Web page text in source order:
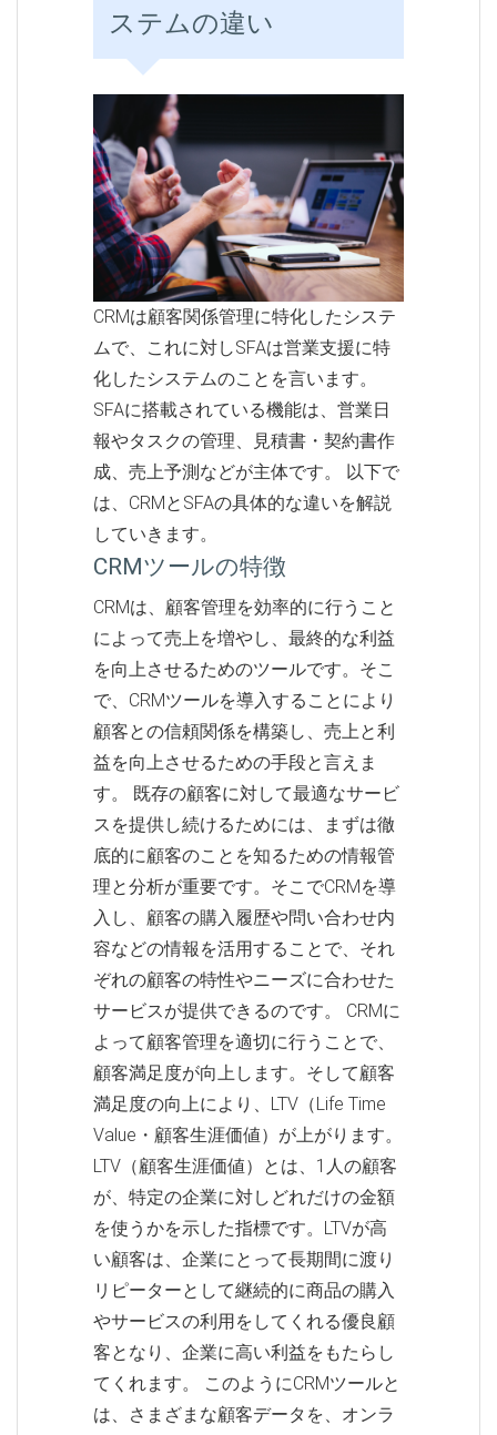
ステムの違い
CRMは顧客関係管理に特化したシステ
ムで、これに対しSFAは営業支援に特
化したシステムのことを言います。
SFAに搭載されている機能は、営業日
報やタスクの管理、見積書・契約書作
成、売上予測などが主体です。 以下で
は、CRMとSFAの具体的な違いを解説
していきます。
CRMツールの特徴
CRMは、顧客管理を効率的に行うこと
によって売上を増やし、最終的な利益
を向上させるためのツールです。そこ
で、CRMツールを導入することにより
顧客との信頼関係を構築し、売上と利
益を向上させるための手段と言えま
す。 既存の顧客に対して最適なサービ
スを提供し続けるためには、まずは徹
底的に顧客のことを知るための情報管
理と分析が重要です。そこでCRMを導
入し、顧客の購入履歴や問い合わせ内
容などの情報を活用することで、それ
ぞれの顧客の特性やニーズに合わせた
サービスが提供できるのです。 CRMに
よって顧客管理を適切に行うことで、
顧客満足度が向上します。そして顧客
満足度の向上により、LTV（Life Time
Value・顧客生涯価値）が上がります。
LTV（顧客生涯価値）とは、1人の顧客
が、特定の企業に対しどれだけの金額
を使うかを示した指標です。LTVが高
い顧客は、企業にとって長期間に渡り
リピーターとして継続的に商品の購入
やサービスの利用をしてくれる優良顧
客となり、企業に高い利益をもたらし
てくれます。 このようにCRMツールと
は、さまざまな顧客データを、オンラ